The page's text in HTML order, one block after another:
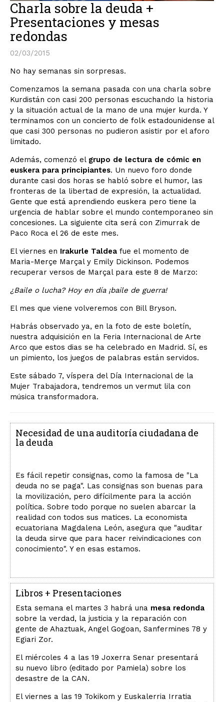
Charla sobre la deuda +
Presentaciones y mesas
redondas
02/03/2015
No hay semanas sin sorpresas.
Comenzamos la semana pasada con una charla sobre
Kurdistán con casi 200 personas escuchando la historia
y la situación actual de la mano de una mujer kurda. Y
terminamos con un concierto de folk estadounidense al
que casi 300 personas no pudieron asistir por el aforo
limitado.
Además, comenzó el grupo de lectura de cómic en
euskera para principiantes. Un nuevo foro donde
durante casi dos horas se habló sobre el humor, las
fronteras de la libertad de expresión, la actualidad.
Gente que está aprendiendo euskera pero tiene la
urgencia de hablar sobre el mundo contemporaneo sin
concesiones. La siguiente cita será con Zimurrak de
Paco Roca el 26 de este mes.
El viernes en Irakurle Taldea fue el momento de
Maria-Merçe Marçal y Emily Dickinson. Podemos
recuperar versos de Marçal para este 8 de Marzo:
¿Baile o lucha? Hoy en día ¡baile de guerra!
El mes que viene volveremos con Bill Bryson.
Habrás observado ya, en la foto de este boletín,
nuestra adquisición en la Feria Internacional de Arte
Arco que estos dias se ha celebrado en Madrid. Sí, es
un pimiento, los juegos de palabras están servidos.
Este sábado 7, víspera del Día Internacional de la
Mujer Trabajadora, tendremos un vermut lila con
música transformadora.
Necesidad de una auditoría ciudadana de
la deuda
Es fácil repetir consignas, como la famosa de "La
deuda no se paga". Las consignas son buenas para
la movilización, pero difícilmente para la acción
política. Sobre todo porque no suelen abarcar la
realidad con todos sus matices. La economista
ecuatoriana Magdalena León, asegura que "auditar
la deuda sirve que para hacer reivindicaciones con
conocimiento". Y en esas estamos.
Libros + Presentaciones
Esta semana el martes 3 habrá una mesa redonda
sobre la verdad, la justicia y la reparación con
gente de Ahaztuak, Angel Gogoan, Sanfermines 78 y
Egiari Zor.
El miércoles 4 a las 19 Joxerra Senar presentará
su nuevo libro (editado por Pamiela) sobre los
desastre de la CAN.
El viernes a las 19 Tokikom y Euskalerria Irratia